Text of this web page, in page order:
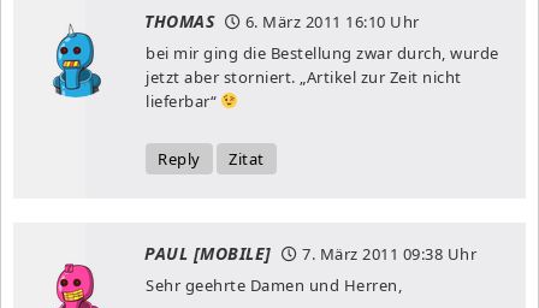
THOMAS 6. März 2011 16:10 Uhr
bei mir ging die Bestellung zwar durch, wurde
jetzt aber storniert. „Artikel zur Zeit nicht
lieferbar“
Reply Zitat
PAUL [MOBILE] 7. März 2011 09:38 Uhr
Sehr geehrte Damen und Herren,